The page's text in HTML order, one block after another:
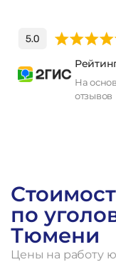
На
отзывов
по
Тюмени
Цены на работу